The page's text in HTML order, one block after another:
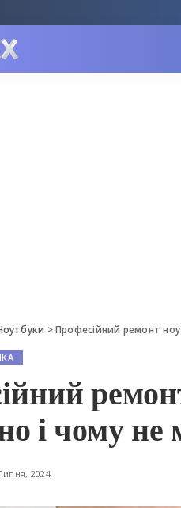
>Професійний ремонт
і чому
2024